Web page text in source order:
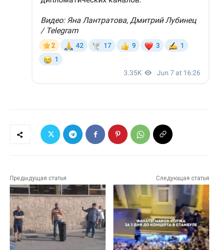
Предыдущая статья Следующая статья